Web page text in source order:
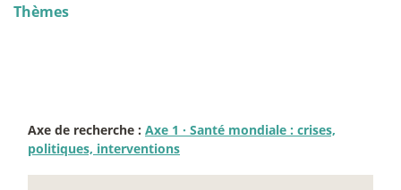
Thèmes
Axe de recherche : Axe 1 · Santé mondiale : crises,
politiques, interventions